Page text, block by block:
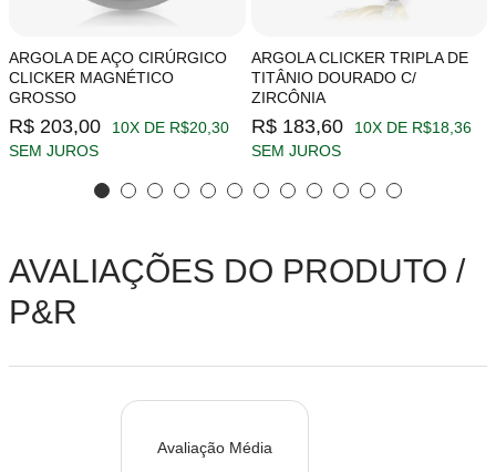
ARGOLA DE AÇO CIRÚRGICO
CLICKER MAGNÉTICO
GROSSO
R$ 203,00
10X DE R$20,30
SEM JUROS
ARGOLA CLICKER TRIPLA DE
TITÂNIO DOURADO C/
ZIRCÔNIA
R$ 183,60
10X DE R$18,36
SEM JUROS
AVALIAÇÕES DO PRODUTO /
P&R
Avaliação Média